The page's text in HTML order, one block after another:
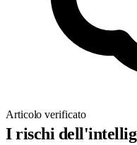
Articolo verificato
I rischi